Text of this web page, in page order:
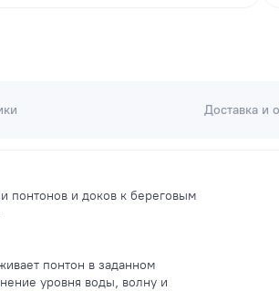
Доставка и
понтонов и доков к береговым
понтон в заданном
уровня воды, волну и